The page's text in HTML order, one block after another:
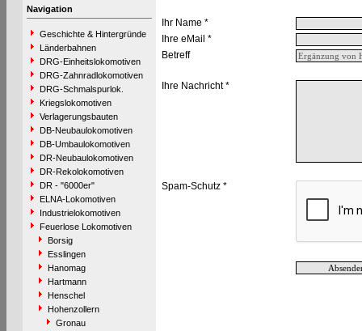
Navigation
Geschichte & Hintergründe
Länderbahnen
DRG-Einheitslokomotiven
DRG-Zahnradlokomotiven
DRG-Schmalspurlok.
Kriegslokomotiven
Verlagerungsbauten
DB-Neubaulokomotiven
DB-Umbaulokomotiven
DR-Neubaulokomotiven
DR-Rekolokomotiven
DR - "6000er"
ELNA-Lokomotiven
Industrielokomotiven
Feuerlose Lokomotiven
Borsig
Esslingen
Hanomag
Hartmann
Henschel
Hohenzollern
Gronau
Ihr Name *
Ihre eMail *
Betreff
Ihre Nachricht *
Spam-Schutz *